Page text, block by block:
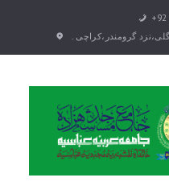
گرومندر،کراچی۔
بیانات
دروس
علمی دروس
رمضان